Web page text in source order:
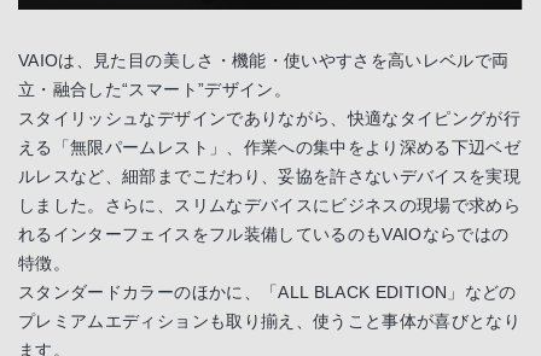
VAIOは、見た目の美しさ・機能・使いやすさを高いレベルで両
立・融合した“スマート”デザイン。
スタイリッシュなデザインでありながら、快適なタイピングが行
える「無限パームレスト」、作業への集中をより深める下辺ベゼ
ルレスなど、細部までこだわり、妥協を許さないデバイスを実現
しました。さらに、スリムなデバイスにビジネスの現場で求めら
れるインターフェイスをフル装備しているのもVAIOならではの
特徴。
スタンダードカラーのほかに、「ALL BLACK EDITION」などの
プレミアムエディションも取り揃え、使うこと事体が喜びとなり
ます。